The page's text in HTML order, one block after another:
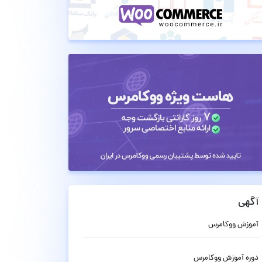
آگهی
آموزش ووکامرس
دوره آموزش ووکامرس